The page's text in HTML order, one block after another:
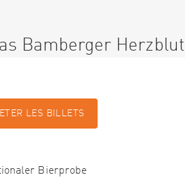
Bamberger Herzblut
LES BILLETS
Bierprobe